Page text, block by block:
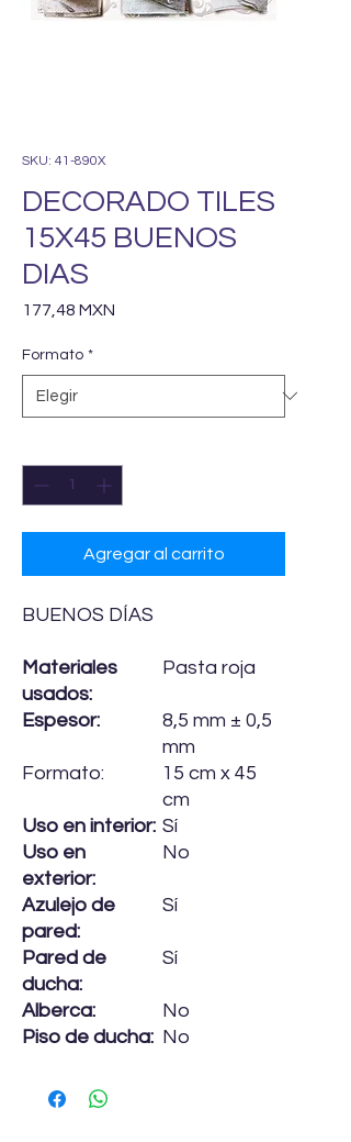
SKU: 41-890X
DECORADO TILES
15X45 BUENOS
DIAS
177,48 MXN
Formato *
Agregar al carrito
BUENOS DÍAS
Materiales
usados:
Pasta roja
Espesor:
8,5 mm ± 0,5
mm
Formato:
15 cm x 45
cm
Uso en interior: Sí
Uso en
exterior:
No
Azulejo de
pared:
Sí
Pared de
ducha:
Sí
Alberca:
No
Piso de ducha: No